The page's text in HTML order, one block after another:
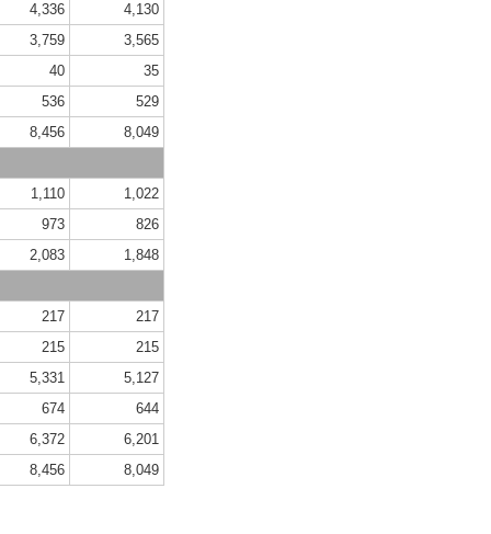
4,336
4,130
3,759
3,565
40
35
536
529
8,456
8,049
1,110
1,022
973
826
2,083
1,848
217
217
215
215
5,331
5,127
674
644
6,372
6,201
8,456
8,049